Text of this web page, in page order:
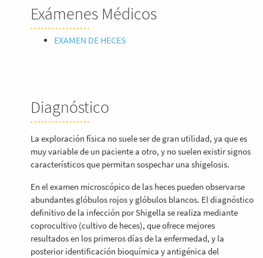
Exámenes Médicos
EXAMEN DE HECES
Diagnóstico
La exploración física no suele ser de gran utilidad, ya que es
muy variable de un paciente a otro, y no suelen existir signos
característicos que permitan sospechar una shigelosis.
En el examen microscópico de las heces pueden observarse
abundantes glóbulos rojos y glóbulos blancos. El diagnóstico
definitivo de la infección por Shigella se realiza mediante
coprocultivo (cultivo de heces), que ofrece mejores
resultados en los primeros días de la enfermedad, y la
posterior identificación bioquímica y antigénica del